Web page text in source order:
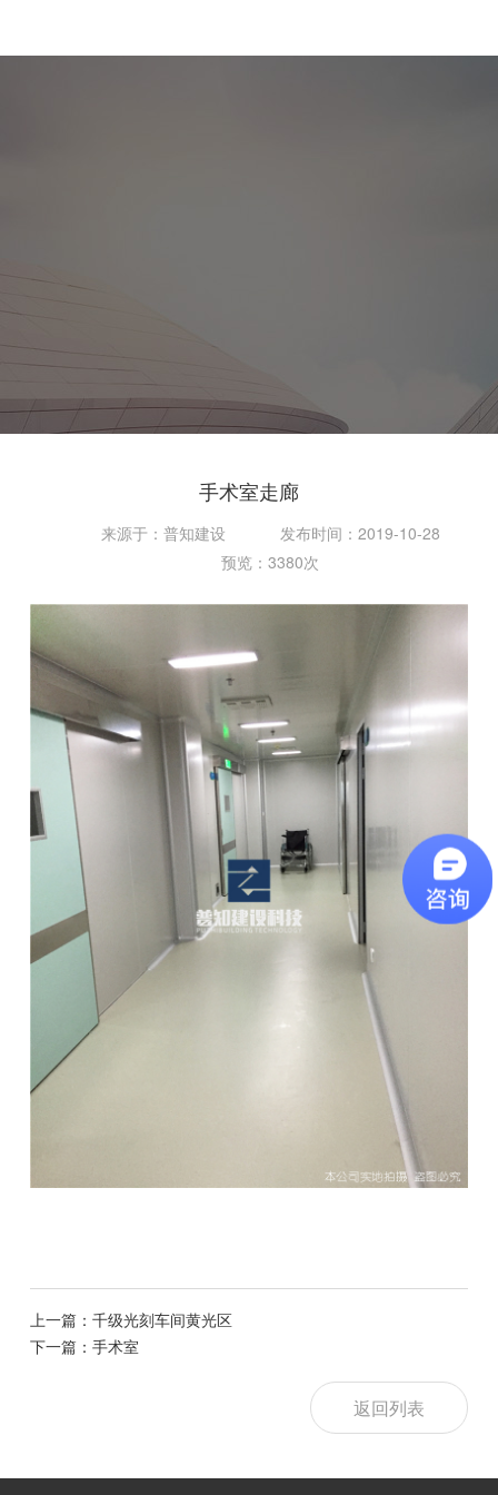
手术室走廊
来源于：普知建设
发布时间：2019-10-28
预览：3380次
上一篇：千级光刻车间黄光区
下一篇：手术室
返回列表